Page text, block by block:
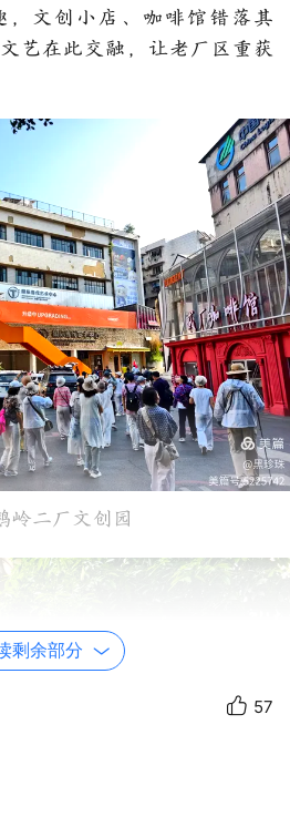
，文创小店、咖啡馆错落其
艺在此交融，让老厂区重获
岭二厂文创园
剩余部分
57